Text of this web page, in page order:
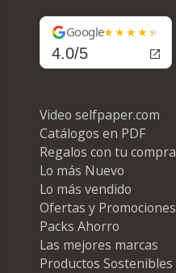
Google
4.0/5
Video selfpaper.com
Catálogos en PDF
Regalos con tu compra
Lo más Nuevo
Lo más vendido
Ofertas y Promociones
Packs Ahorro
Las mejores marcas
Productos Sostenibles